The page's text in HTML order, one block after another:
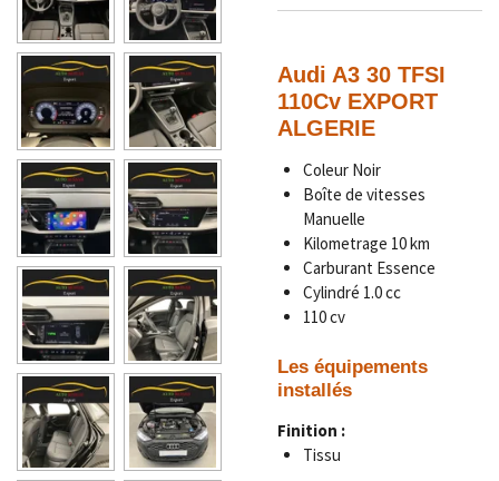
Audi A3 30 TFSI
110Cv EXPORT
ALGERIE
Coleur Noir
Boîte de vitesses
Manuelle
Kilometrage 10 km
Carburant Essence
Cylindré 1.0 cc
110 cv
Les équipements
installés
Finition :
Tissu